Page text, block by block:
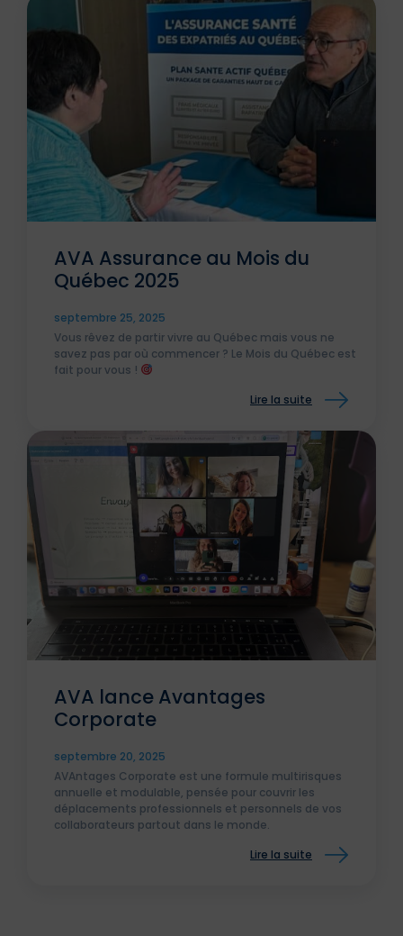
AVA Assurance au Mois du
Québec 2025
septembre 25, 2025
Vous rêvez de partir vivre au Québec mais vous ne
savez pas par où commencer ? Le Mois du Québec est
fait pour vous !
Lire la suite
AVA lance Avantages
Corporate
septembre 20, 2025
AVAntages Corporate est une formule multirisques
annuelle et modulable, pensée pour couvrir les
déplacements professionnels et personnels de vos
collaborateurs partout dans le monde.
Lire la suite